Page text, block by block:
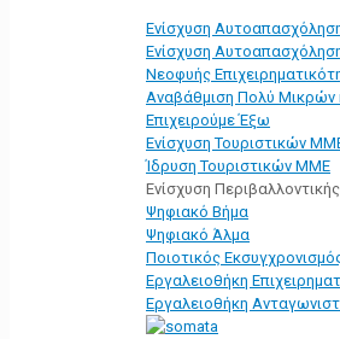
Ενίσχυση
Ενίσχυση
Νεοφυής
Αναβάθμιση Πολύ Μικρών
Επιχειρούμε Έξω
Ενίσχυση Τουριστικών
Ίδρυση Τουριστικών ΜΜΕ
Ενίσχυση
Ψηφιακό Βήμα
Ψηφιακό Άλμα
Ποιοτικός
Εργαλειοθήκη
Εργαλειοθήκη